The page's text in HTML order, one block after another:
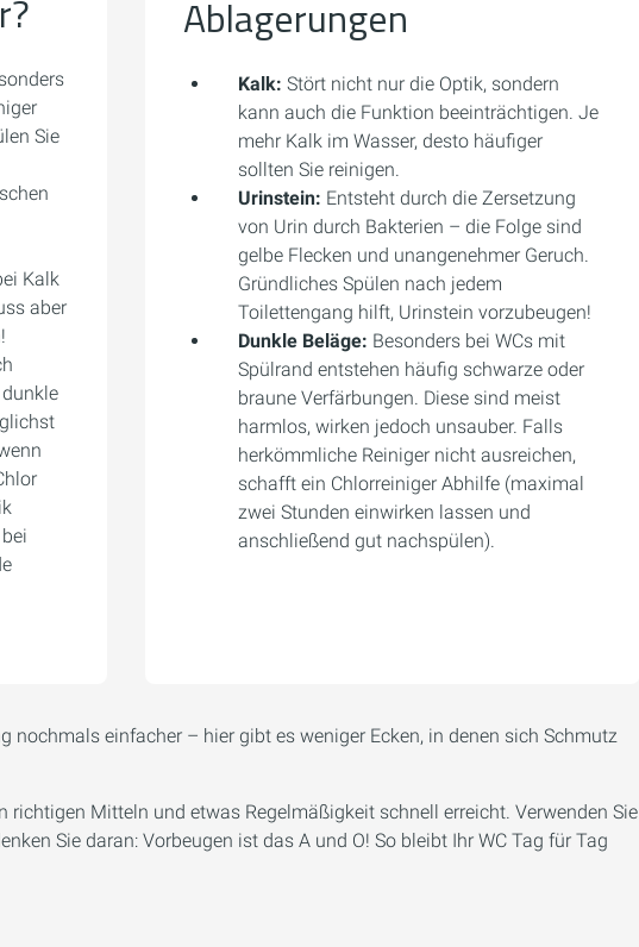
Sie
Kalk
aber
Ablagerungen
Kalk: Stört nicht nur die Optik, sondern
kann auch die Funktion beeinträchtigen. Je
mehr Kalk im Wasser, desto häufiger
sollten Sie reinigen.
Urinstein: Entsteht durch die Zersetzung
von Urin durch Bakterien – die Folge sind
gelbe Flecken und unangenehmer Geruch.
Gründliches Spülen nach jedem
Toilettengang hilft, Urinstein vorzubeugen!
Dunkle Beläge: Besonders bei WCs mit
Spülrand entstehen häufig schwarze oder
braune Verfärbungen. Diese sind meist
harmlos, wirken jedoch unsauber. Falls
herkömmliche Reiniger nicht ausreichen,
schafft ein Chlorreiniger Abhilfe (maximal
zwei Stunden einwirken lassen und
anschließend gut nachspülen).
nochmals einfacher – hier gibt es weniger Ecken, in denen sich Schmutz
richtigen Mitteln und etwas Regelmäßigkeit schnell erreicht. Verwenden Sie
Sie daran: Vorbeugen ist das A und O! So bleibt Ihr WC Tag für Tag